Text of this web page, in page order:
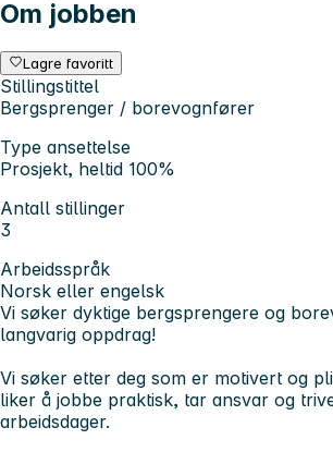
Om jobben
Lagre favoritt
Stillingstittel
Bergsprenger / borevognfører
Type ansettelse
Prosjekt, heltid 100%
Antall stillinger
3
Arbeidsspråk
Norsk eller engelsk
Vi søker dyktige bergsprengere og
langvarig oppdrag!
Vi søker etter deg som er motivert og
liker å jobbe praktisk, tar ansvar og
arbeidsdager.